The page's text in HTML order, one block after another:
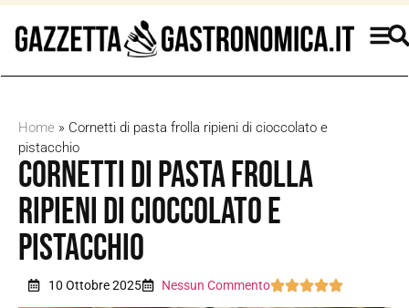
Home » Cornetti di pasta frolla ripieni di cioccolato e
pistacchio
Cornetti di pasta frolla
ripieni di cioccolato e
pistacchio
10 Ottobre 2025 Nessun Commento